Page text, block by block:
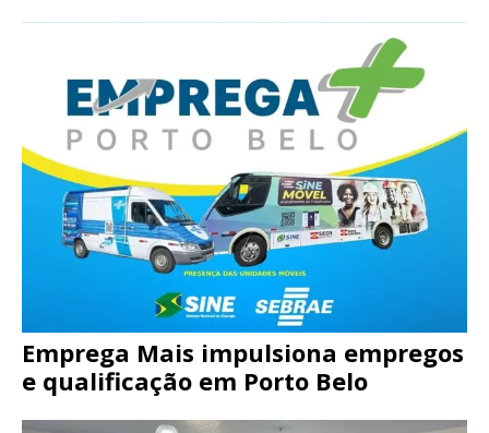
Emprega Mais impulsiona empregos
e qualificação em Porto Belo